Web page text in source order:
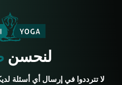
لنحسن
لا تترددوا في إرسال أي أسئلة